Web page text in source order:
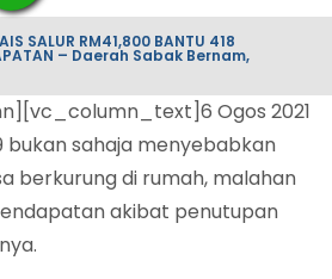
SALUR RM41,800 BANTU 418
– Daerah Sabak Bernam,
Ogos 2021
bukan sahaja menyebabkan
berkurung di rumah, malahan
akibat penutupan